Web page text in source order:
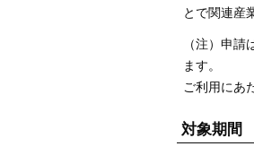
とで関連産
（注）申
ます。
ご利用にあ
対象期間